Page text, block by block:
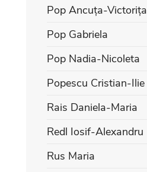
Pop Ancuța-Victorița
Pop Gabriela
Pop Nadia-Nicoleta
Popescu Cristian-Ilie
Rais Daniela-Maria
Redl Iosif-Alexandru
Rus Maria